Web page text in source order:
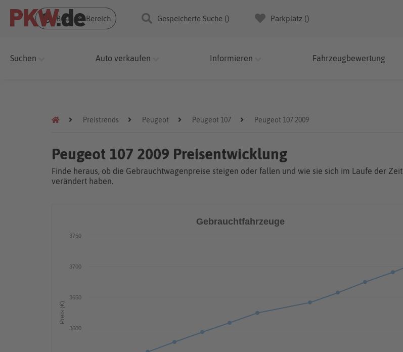
Business Bereich Gespeicherte Suche () Parkplatz ()
Suchen Auto verkaufen Informieren Fahrzeugbewertung
Preistrends Peugeot Peugeot 107 Peugeot 107 2009
Peugeot 107 2009 Preisentwicklung
Finde heraus, ob die Gebrauchtwagenpreise steigen oder fallen und wie sie sich im Laufe der Zeit
verändert haben.
Preis (€)
Gebrauchtfahrzeuge
3600
3650
3700
3750